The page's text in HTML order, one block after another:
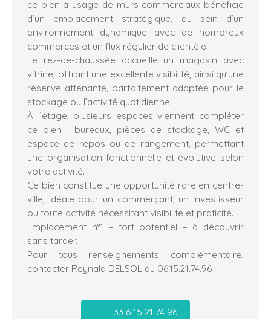
ce bien à usage de murs commerciaux bénéficie
d’un emplacement stratégique, au sein d’un
environnement dynamique avec de nombreux
commerces et un flux régulier de clientèle.
Le rez-de-chaussée accueille un magasin avec
vitrine, offrant une excellente visibilité, ainsi qu’une
réserve attenante, parfaitement adaptée pour le
stockage ou l’activité quotidienne.
À l’étage, plusieurs espaces viennent compléter
ce bien : bureaux, pièces de stockage, WC et
espace de repos ou de rangement, permettant
une organisation fonctionnelle et évolutive selon
votre activité.
Ce bien constitue une opportunité rare en centre-
ville, idéale pour un commerçant, un investisseur
ou toute activité nécessitant visibilité et praticité.
Emplacement n°1 – fort potentiel – à découvrir
sans tarder.
Pour tous renseignements complémentaire,
contacter Reynald DELSOL au 06.15.21.74.96
+33 6 15 21 74 96